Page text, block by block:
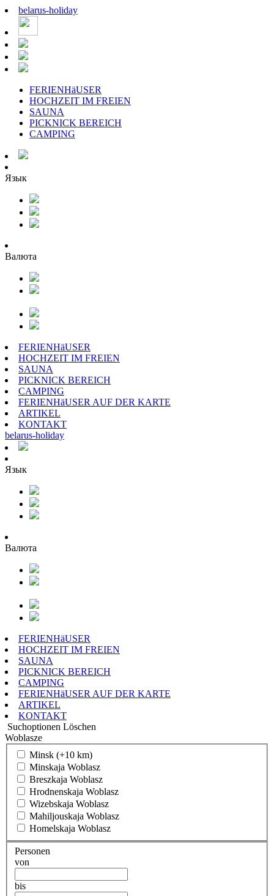
belarus-holiday
FERIENHäUSER
HOCHZEIT IM FREIEN
SAUNA
PICKNICK BEREICH
CAMPING
Язык
Валюта
FERIENHäUSER
HOCHZEIT IM FREIEN
SAUNA
PICKNICK BEREICH
CAMPING
FERIENHäUSER AUF DER KARTE
ARTIKEL
KONTAKT
belarus-holiday
Язык
Валюта
FERIENHäUSER
HOCHZEIT IM FREIEN
SAUNA
PICKNICK BEREICH
CAMPING
FERIENHäUSER AUF DER KARTE
ARTIKEL
KONTAKT
Suchoptionen Löschen
Woblasze
Minsk (+10 km)
Minskaja Woblasz
Breszkaja Woblasz
Hrodnenskaja Woblasz
Wizebskaja Woblasz
Mahiljouskaja Woblasz
Homelskaja Woblasz
Personen
von
bis